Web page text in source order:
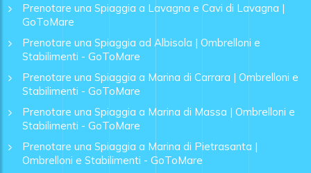
Prenotare una Spiaggia a Lavagna e Cavi di Lavagna |
GoToMare
Prenotare una Spiaggia ad Albisola | Ombrelloni e
Stabilimenti - GoToMare
Prenotare una Spiaggia a Marina di Carrara | Ombrelloni e
Stabilimenti - GoToMare
Prenotare una Spiaggia a Marina di Massa | Ombrelloni e
Stabilimenti - GoToMare
Prenotare una Spiaggia a Marina di Pietrasanta |
Ombrelloni e Stabilimenti - GoToMare